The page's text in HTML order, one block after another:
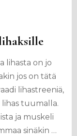
lihasta on jo
jos on tätä
lihastreeniä,
tuumalla.
ja muskeli
sinäkin …